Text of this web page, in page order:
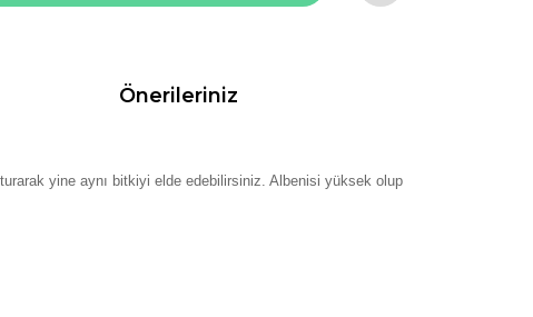
Önerileriniz
yine aynı bitkiyi elde edebilirsiniz. Albenisi yüksek olup